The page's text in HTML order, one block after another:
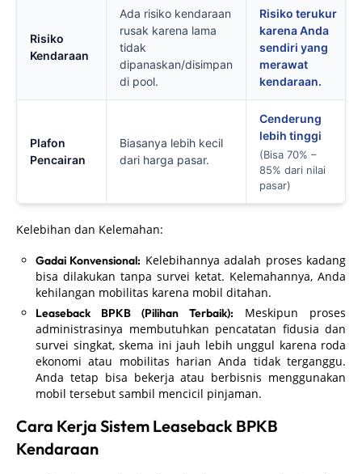
Risiko
Kendaraan
Ada risiko kendaraan
rusak karena lama
tidak
dipanaskan/disimpan
di pool.
Risiko terukur
karena Anda
sendiri yang
merawat
kendaraan.
Plafon
Pencairan
Biasanya lebih kecil
dari harga pasar.
Cenderung
lebih tinggi
(Bisa 70% –
85% dari nilai
pasar)
Kelebihan dan Kelemahan:
Gadai Konvensional: Kelebihannya adalah proses kadang
bisa dilakukan tanpa survei ketat. Kelemahannya, Anda
kehilangan mobilitas karena mobil ditahan.
Leaseback BPKB (Pilihan Terbaik): Meskipun proses
administrasinya membutuhkan pencatatan fidusia dan
survei singkat, skema ini jauh lebih unggul karena roda
ekonomi atau mobilitas harian Anda tidak terganggu.
Anda tetap bisa bekerja atau berbisnis menggunakan
mobil tersebut sambil mencicil pinjaman.
Cara Kerja Sistem Leaseback BPKB
Kendaraan